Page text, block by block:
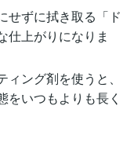
せずに拭き取る「ド
仕上がりになりま
ング剤を使うと、
いつもよりも長く